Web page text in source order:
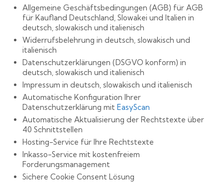
Allgemeine Geschäftsbedingungen (AGB) für AGB
für Kaufland Deutschland, Slowakei und Italien in
deutsch, slowakisch und italienisch
Widerrufsbelehrung in deutsch, slowakisch und
italienisch
Datenschutzerklärungen (DSGVO konform) in
deutsch, slowakisch und italienisch
Impressum in deutsch, slowakisch und italienisch
Automatische Konfiguration Ihrer
Datenschutzerklärung mit EasyScan
Automatische Aktualisierung der Rechtstexte über
40 Schnittstellen
Hosting-Service für Ihre Rechtstexte
Inkasso-Service mit kostenfreiem
Forderungsmanagement
Sichere Cookie Consent Lösung